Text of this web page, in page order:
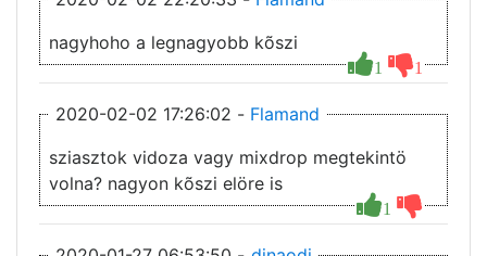
1 1
nagyhoho a legnagyobb kõszi
2020-02-02 17:26:02 - Flamand
1
sziasztok vidoza vagy mixdrop megtekintö
volna? nagyon kõszi elöre is